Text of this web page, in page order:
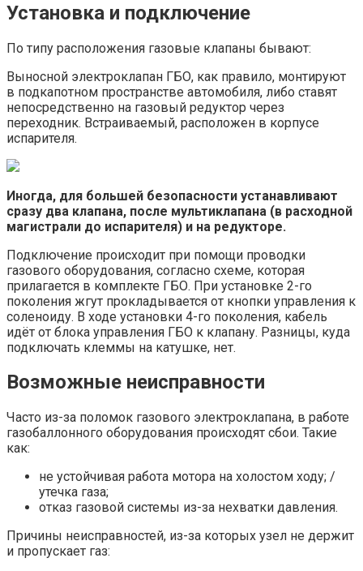
Установка и подключение
По типу расположения газовые клапаны бывают:
Выносной электроклапан ГБО, как правило, монтируют
в подкапотном пространстве автомобиля, либо ставят
непосредственно на газовый редуктор через
переходник. Встраиваемый, расположен в корпусе
испарителя.
Иногда, для большей безопасности устанавливают
сразу два клапана, после мультиклапана (в расходной
магистрали до испарителя) и на редукторе.
Подключение происходит при помощи проводки
газового оборудования, согласно схеме, которая
прилагается в комплекте ГБО. При установке 2-го
поколения жгут прокладывается от кнопки управления к
соленоиду. В ходе установки 4-го поколения, кабель
идёт от блока управления ГБО к клапану. Разницы, куда
подключать клеммы на катушке, нет.
Возможные неисправности
Часто из-за поломок газового электроклапана, в работе
газобаллонного оборудования происходят сбои. Такие
как:
не устойчивая работа мотора на холостом ходу; /
утечка газа;
отказ газовой системы из-за нехватки давления.
Причины неисправностей, из-за которых узел не держит
и пропускает газ: